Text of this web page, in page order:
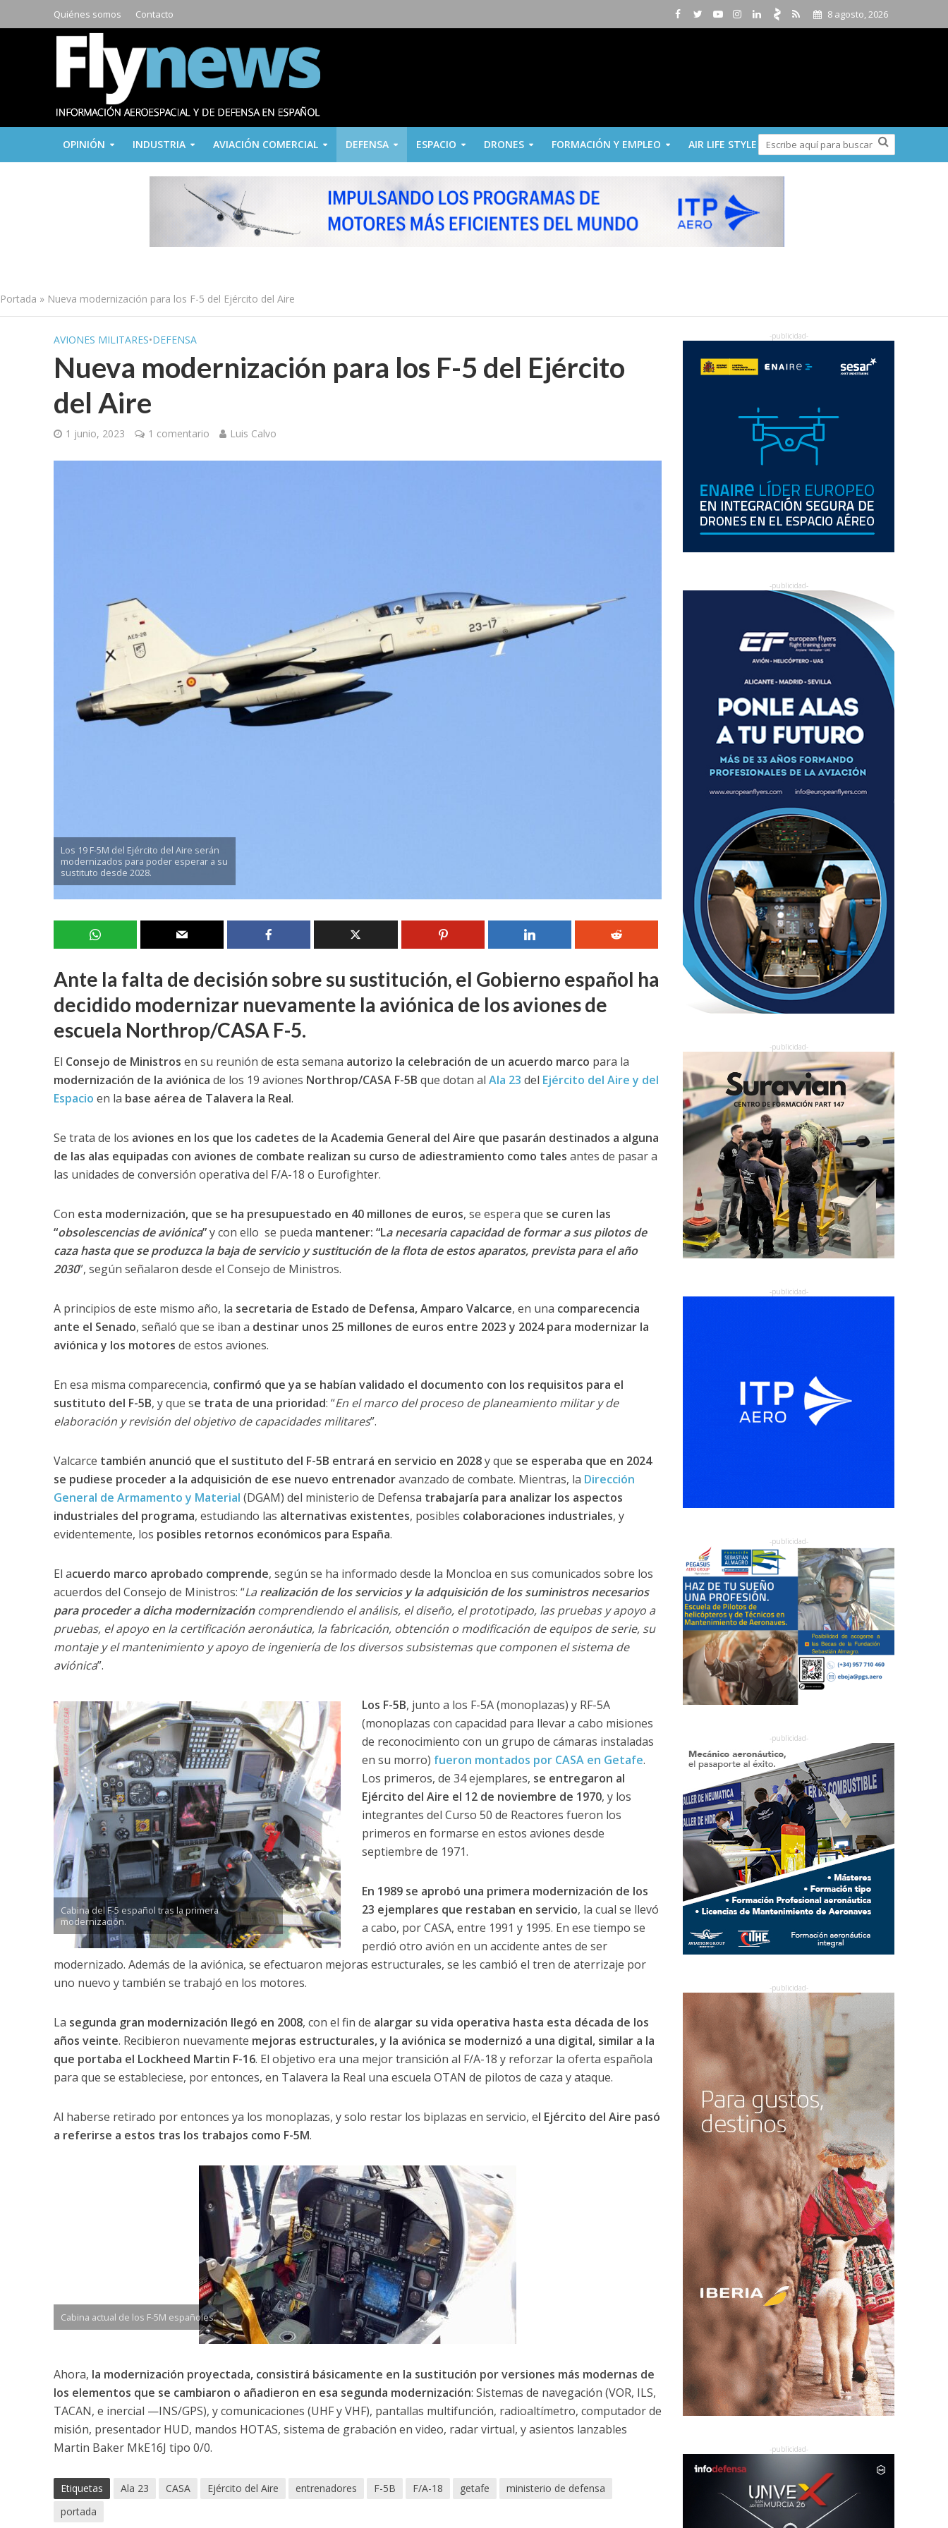
Quiénes somos Contacto 8 agosto, 2026
OPINIÓN INDUSTRIA AVIACIÓN COMERCIAL DEFENSA ESPACIO DRONES FORMACIÓN Y EMPLEO AIR LIFE STYLE
Portada » Nueva modernización para los F-5 del Ejército del Aire
AVIONES MILITARES•DEFENSA
Nueva modernización para los F-5 del Ejército
del Aire
1 junio, 2023 1 comentario Luis Calvo
Los 19 F-5M del Ejército del Aire serán
modernizados para poder esperar a su
sustituto desde 2028.
Ante la falta de decisión sobre su sustitución, el Gobierno español ha
decidido modernizar nuevamente la aviónica de los aviones de
escuela Northrop/CASA F-5.
El Consejo de Ministros en su reunión de esta semana autorizo la celebración de un acuerdo marco para la
modernización de la aviónica de los 19 aviones Northrop/CASA F-5B que dotan al Ala 23 del Ejército del Aire y del
Espacio en la base aérea de Talavera la Real.
Se trata de los aviones en los que los cadetes de la Academia General del Aire que pasarán destinados a alguna
de las alas equipadas con aviones de combate realizan su curso de adiestramiento como tales antes de pasar a
las unidades de conversión operativa del F/A-18 o Eurofighter.
Con esta modernización, que se ha presupuestado en 40 millones de euros, se espera que se curen las
“obsolescencias de aviónica”y con ello se pueda mantener: “La necesaria capacidad de formar a sus pilotos de
caza hasta que se produzca la baja de servicio y sustitución de la flota de estos aparatos, prevista para el año
2030”, según señalaron desde el Consejo de Ministros.
A principios de este mismo año, la secretaria de Estado de Defensa, Amparo Valcarce, en una comparecencia
ante el Senado, señaló que se iban a destinar unos 25 millones de euros entre 2023 y 2024 para modernizar la
aviónica y los motores de estos aviones.
En esa misma comparecencia, confirmó que ya se habían validado el documento con los requisitos para el
sustituto del F-5B, y que se trata de una prioridad: “En el marco del proceso de planeamiento militar y de
elaboración y revisión del objetivo de capacidades militares”.
Valcarce también anunció que el sustituto del F-5B entrará en servicio en 2028y que se esperaba que en 2024
se pudiese proceder a la adquisición de ese nuevo entrenadoravanzado de combate. Mientras, la Dirección
General de Armamento y Material (DGAM) del ministerio de Defensa trabajaría para analizar los aspectos
industriales del programa, estudiando las alternativas existentes, posibles colaboraciones industriales, y
evidentemente, los posibles retornos económicos para España.
El acuerdo marco aprobado comprende, según se ha informado desde la Moncloa en sus comunicados sobre los
acuerdos del Consejo de Ministros: “La realización de los servicios y la adquisición de los suministros necesarios
para proceder a dicha modernizacióncomprendiendo el análisis, el diseño, el prototipado, las pruebas y apoyo a
pruebas, el apoyo en la certificación aeronáutica, la fabricación, obtención o modificación de equipos de serie, su
montaje y el mantenimiento y apoyo de ingeniería de los diversos subsistemas que componen el sistema de
aviónica”.
Cabina del F-5 español tras la primera
modernización.
Los F-5B, junto a los F-5A (monoplazas) y RF-5A
(monoplazas con capacidad para llevar a cabo misiones
de reconocimiento con un grupo de cámaras instaladas
en su morro) fueron montados por CASA en Getafe.
Los primeros, de 34 ejemplares, se entregaron al
Ejército del Aire el 12 de noviembre de 1970, y los
integrantes del Curso 50 de Reactores fueron los
primeros en formarse en estos aviones desde
septiembre de 1971.
En 1989 se aprobó una primera modernización de los
23 ejemplares que restaban en servicio, la cual se llevó
a cabo, por CASA, entre 1991 y 1995. En ese tiempo se
perdió otro avión en un accidente antes de ser
modernizado. Además de la aviónica, se efectuaron mejoras estructurales, se les cambió el tren de aterrizaje por
uno nuevo y también se trabajó en los motores.
La segunda gran modernización llegó en 2008, con el fin de alargar su vida operativa hasta esta década de los
años veinte. Recibieron nuevamente mejoras estructurales, y la aviónica se modernizó a una digital, similar a la
que portaba el Lockheed Martin F-16. El objetivo era una mejor transición al F/A-18 y reforzar la oferta española
para que se estableciese, por entonces, en Talavera la Real una escuela OTAN de pilotos de caza y ataque.
Al haberse retirado por entonces ya los monoplazas, y solo restar los biplazas en servicio, el Ejército del Aire pasó
a referirse a estos tras los trabajos como F-5M.
Cabina actual de los F-5M españoles.
Ahora, la modernización proyectada, consistirá básicamente en la sustitución por versiones más modernas de
los elementos que se cambiaron o añadieron en esa segunda modernización: Sistemas de navegación (VOR, ILS,
TACAN, e inercial —INS/GPS), y comunicaciones (UHF y VHF), pantallas multifunción, radioaltímetro, computador de
misión, presentador HUD, mandos HOTAS, sistema de grabación en video, radar virtual, y asientos lanzables
Martin Baker MkE16J tipo 0/0.
Etiquetas Ala 23 CASA Ejército del Aire entrenadores F-5B F/A-18 getafe
ministerio de defensa
portada